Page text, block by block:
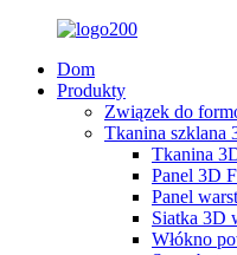
Dom
Produkty
Związek do
Tkanina szklana
Tkanina
Panel 3D
Panel
Siatka 3D
Włókno